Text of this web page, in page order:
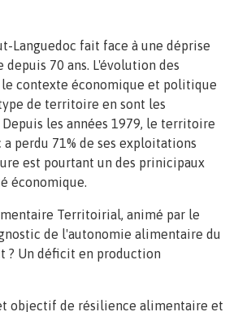
Languedoc fait face à une déprise
70 ans. L'évolution des
contexte économique et politique
de territoire en sont les
les années 1979, le territoire
perdu 71% de ses exploitations
est pourtant un des prinicipaux
économique.
Territoirial, animé par le
de l'autonomie alimentaire du
? Un déficit en production
objectif de résilience alimentaire et